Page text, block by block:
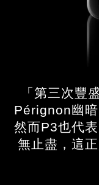
「第三次豐
Pérignon幽暗
然而P3也代
無止盡，這